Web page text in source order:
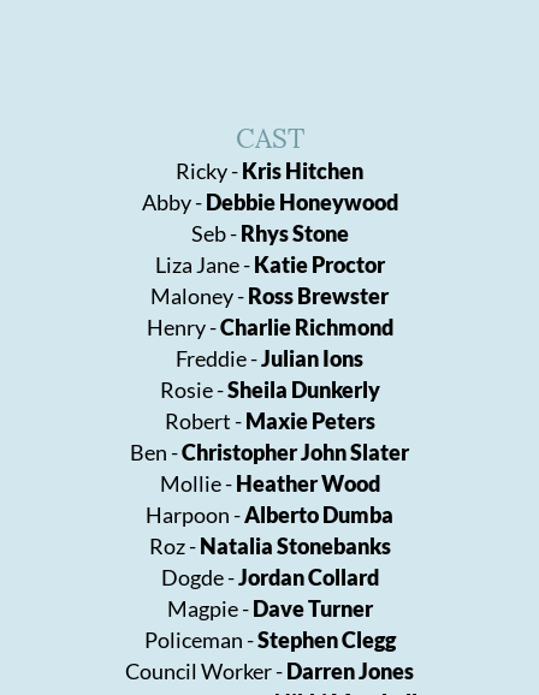
CAST
Ricky -Kris Hitchen
Abby -Debbie Honeywood
Seb -Rhys Stone
Liza Jane -Katie Proctor
Maloney -Ross Brewster
Henry -Charlie Richmond
Freddie -Julian Ions
Rosie -Sheila Dunkerly
Robert -Maxie Peters
Ben -Christopher John Slater
Mollie -Heather Wood
Harpoon -Alberto Dumba
Roz -Natalia Stonebanks
Dogde -Jordan Collard
Magpie -Dave Turner
Policeman -Stephen Clegg
Council Worker -Darren Jones